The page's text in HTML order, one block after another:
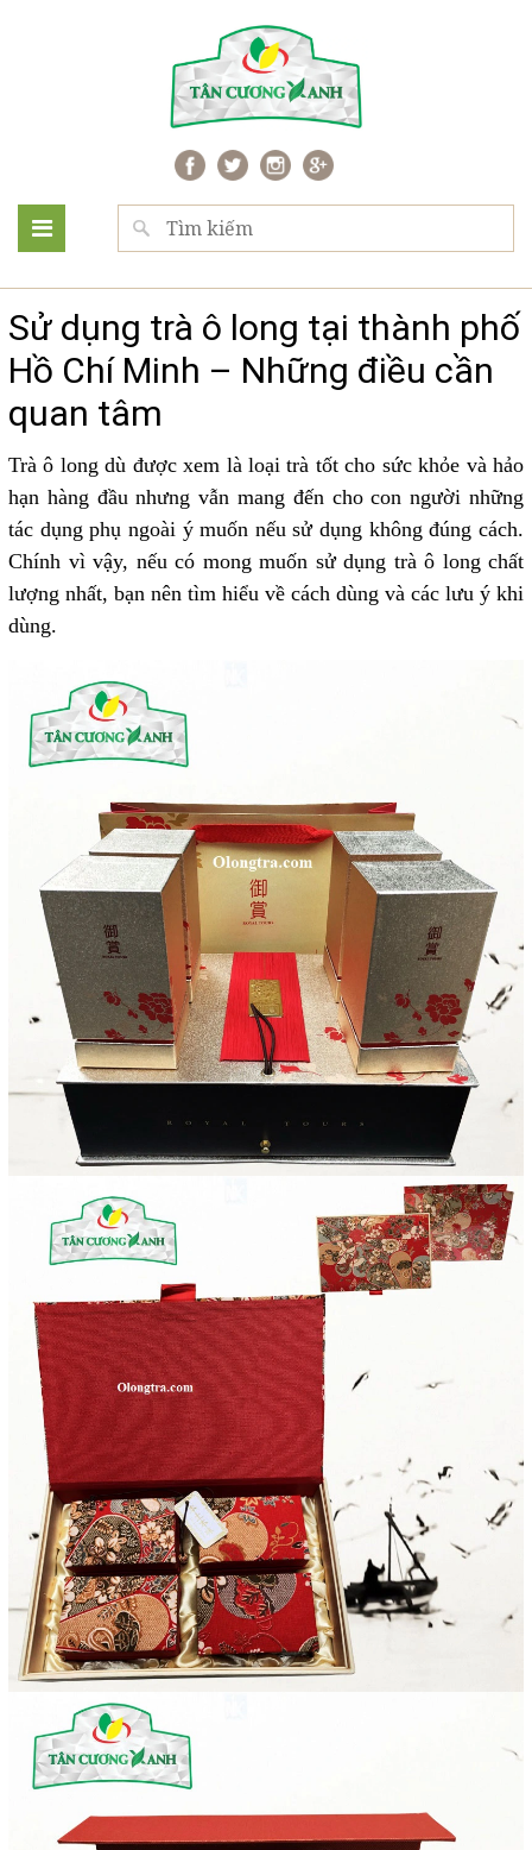
Sử dụng trà ô long tại thành phố
Hồ Chí Minh – Những điều cần
quan tâm
Trà ô long dù được xem là loại trà tốt cho sức khỏe và hảo
hạn hàng đầu nhưng vẫn mang đến cho con người những
tác dụng phụ ngoài ý muốn nếu sử dụng không đúng cách.
Chính vì vậy, nếu có mong muốn sử dụng trà ô long chất
lượng nhất, bạn nên tìm hiểu về cách dùng và các lưu ý khi
dùng.